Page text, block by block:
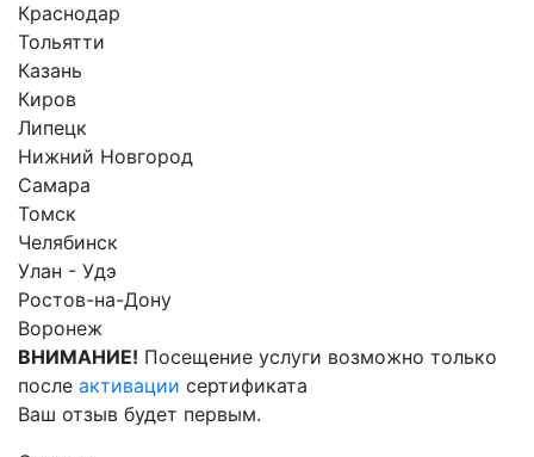
Краснодар
Тольятти
Казань
Киров
Липецк
Нижний Новгород
Самара
Томск
Челябинск
Улан - Удэ
Ростов-на-Дону
Воронеж
ВНИМАНИЕ! Посещение услуги возможно только
после активации сертификата
Ваш отзыв будет первым.